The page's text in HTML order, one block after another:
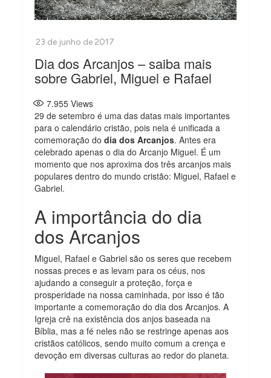
Dia dos Arcanjos – saiba mais
sobre Gabriel, Miguel e Rafael
7.955 Views
29 de setembro é uma das datas mais importantes
para o calendário cristão, pois nela é unificada a
comemoração dodia dos Arcanjos. Antes era
celebrado apenas o dia do Arcanjo Miguel. É um
momento que nos aproxima dos três arcanjos mais
populares dentro do mundo cristão: Miguel, Rafael e
Gabriel.
A importância do dia
dos Arcanjos
Miguel, Rafael e Gabriel são os seres que recebem
nossas preces e as levam para os céus, nos
ajudando a conseguir a proteção, força e
prosperidade na nossa caminhada, por isso é tão
importante a comemoração do dia dos Arcanjos. A
Igreja crê na existência dos anjos baseada na
Bíblia, mas a fé neles não se restringe apenas aos
cristãos católicos, sendo muito comum a crença e
devoção em diversas culturas ao redor do planeta.